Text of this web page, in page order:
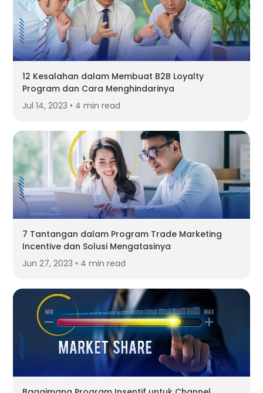
12 Kesalahan dalam Membuat B2B Loyalty
Program dan Cara Menghindarinya
Jul 14, 2023 • 4 min read
7 Tantangan dalam Program Trade Marketing
Incentive dan Solusi Mengatasinya
Jun 27, 2023 • 4 min read